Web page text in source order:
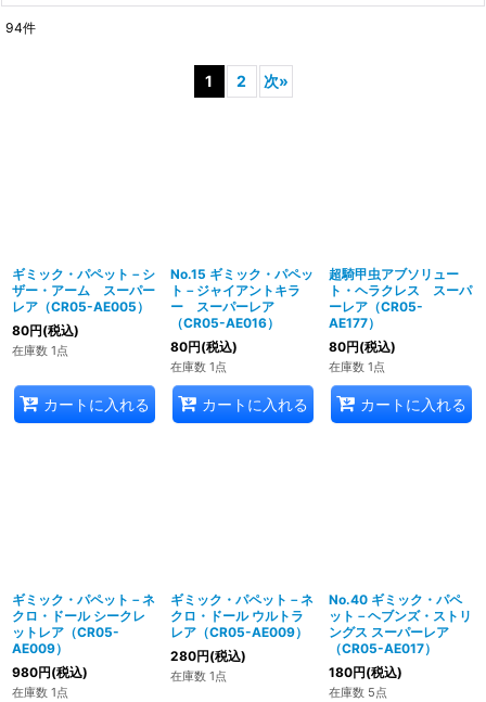
94件
1 2 次»
ギミック・パペット－シ
ザー・アーム スーパー
レア（CR05-AE005）
80円(税込)
在庫数 1点
カートに入れる
No.15 ギミック・パペッ
ト－ジャイアントキラ
ー スーパーレア
（CR05-AE016）
80円(税込)
在庫数 1点
カートに入れる
超騎甲虫アブソリュー
ト・ヘラクレス スーパ
ーレア（CR05-
AE177）
80円(税込)
在庫数 1点
カートに入れる
ギミック・パペット－ネ
クロ・ドール シークレ
ットレア（CR05-
AE009）
980円(税込)
在庫数 1点
ギミック・パペット－ネ
クロ・ドール ウルトラ
レア（CR05-AE009）
280円(税込)
在庫数 1点
No.40 ギミック・パペ
ット－ヘブンズ・ストリ
ングス スーパーレア
（CR05-AE017）
180円(税込)
在庫数 5点